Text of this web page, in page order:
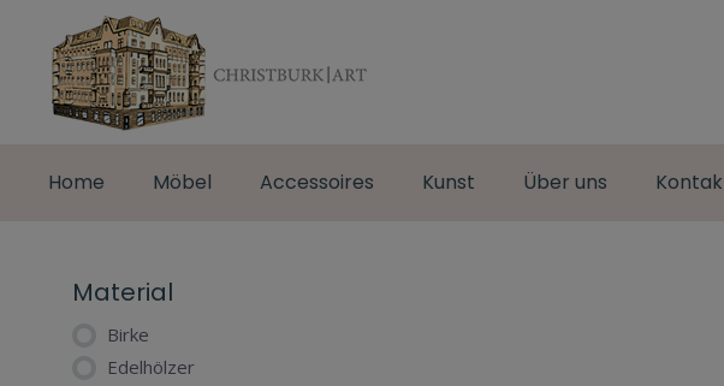
Home Möbel Accessoires Kunst Über uns
Material
Birke
Edelhölzer